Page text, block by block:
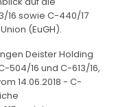
16 sowie C-440/17
(EuGH).
Deister Holding
504/16 und C-613/16,
14.06.2018 - C-